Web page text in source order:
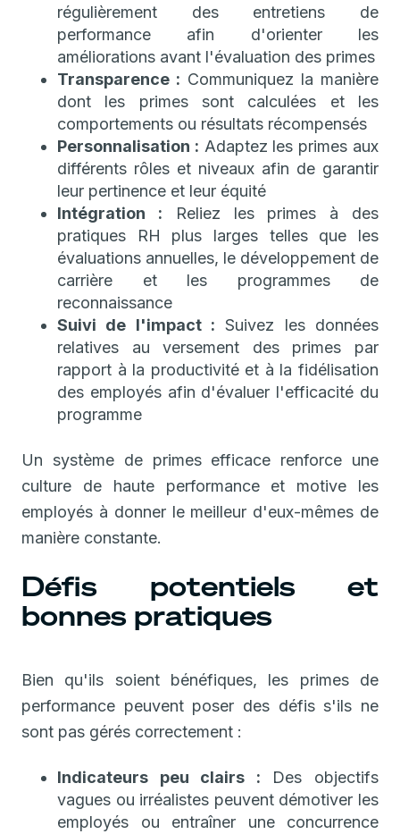
régulièrement des entretiens de
performance afin d'orienter les
améliorations avant l'évaluation des primes
Transparence : Communiquez la manière
dont les primes sont calculées et les
comportements ou résultats récompensés
Personnalisation : Adaptez les primes aux
différents rôles et niveaux afin de garantir
leur pertinence et leur équité
Intégration : Reliez les primes à des
pratiques RH plus larges telles que les
évaluations annuelles, le développement de
carrière et les programmes de
reconnaissance
Suivi de l'impact : Suivez les données
relatives au versement des primes par
rapport à la productivité et à la fidélisation
des employés afin d'évaluer l'efficacité du
programme
Un système de primes efficace renforce une
culture de haute performance et motive les
employés à donner le meilleur d'eux-mêmes de
manière constante.
Défis potentiels et
bonnes pratiques
Bien qu'ils soient bénéfiques, les primes de
performance peuvent poser des défis s'ils ne
sont pas gérés correctement :
Indicateurs peu clairs : Des objectifs
vagues ou irréalistes peuvent démotiver les
employés ou entraîner une concurrence